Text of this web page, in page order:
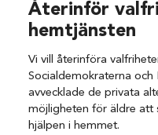
Återinför
hemtjänsten
Vi vill återinföra
Socialdemokraterna
avvecklade de privata
möjligheten för äldre att
hjälpen i hemmet.